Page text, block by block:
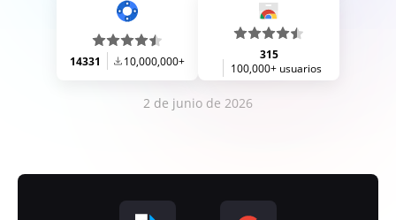
14331 10,000,000+
315
100,000+ usuarios
2 de junio de 2026